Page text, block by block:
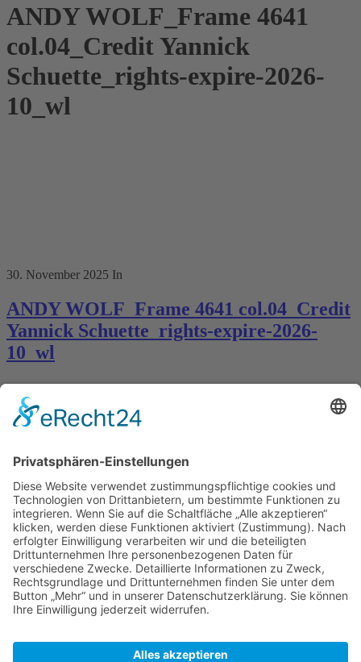
ANDY WOLF_Frame 4641
col.04_Credit Yannick
Schuette_rights-expire-2026-
10_wl
30. November 2025 In
ANDY WOLF_Frame 4641 col.04_Credit
Yannick Schuette_rights-expire-2026-
10_wl
Kontakt
Königstraße 28
70173 Stuttgart
T: 0711 29 39 20
kontakt@kaestner-stuttgart.de
Unsere Öffnungszeiten
Montag bis Samstag:
10:00 Uhr – 19:00 Uhr
Pflichtangaben
Impressum